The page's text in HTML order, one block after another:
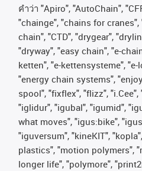
คําว่า "Apiro", "AutoChain",
"chainge", "chains for
chain", "CTD", "drygear",
"dryway", "easy chain", "e-
ketten", "e-kettensysteme",
"energy chain systems",
spool", "fixflex", "flizz",
"iglidur", "igubal", "igumid",
what moves", "igus:bike",
"iguversum", "kineKIT",
plastics", "motion polymers",
longer life", "polymore",